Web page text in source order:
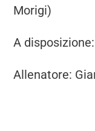
Morigi)
A
Allenatore: